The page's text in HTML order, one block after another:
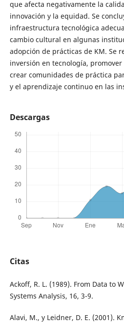
que afecta negativamente la
innovación y la equidad. Se
infraestructura tecnológica
cambio cultural en algunas
adopción de prácticas de KM. Se
inversión en tecnología,
crear comunidades de práctica
y el aprendizaje continuo en las
Descargas
Citas
Ackoff, R. L. (1989). From Data to
Systems Analysis, 16, 3-9.
Alavi, M., y Leidner, D. E. (2001).